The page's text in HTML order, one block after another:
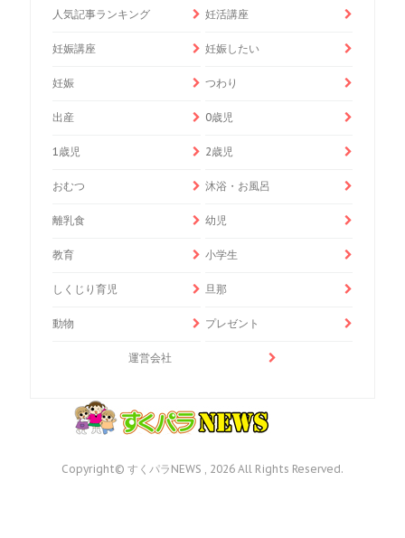
人気記事ランキング 妊活講座
妊娠講座 妊娠したい
妊娠 つわり
出産 0歳児
1歳児 2歳児
おむつ 沐浴・お風呂
離乳食 幼児
教育 小学生
しくじり育児 旦那
動物 プレゼント
運営会社
Copyright© すくパラNEWS , 2026 All Rights Reserved.